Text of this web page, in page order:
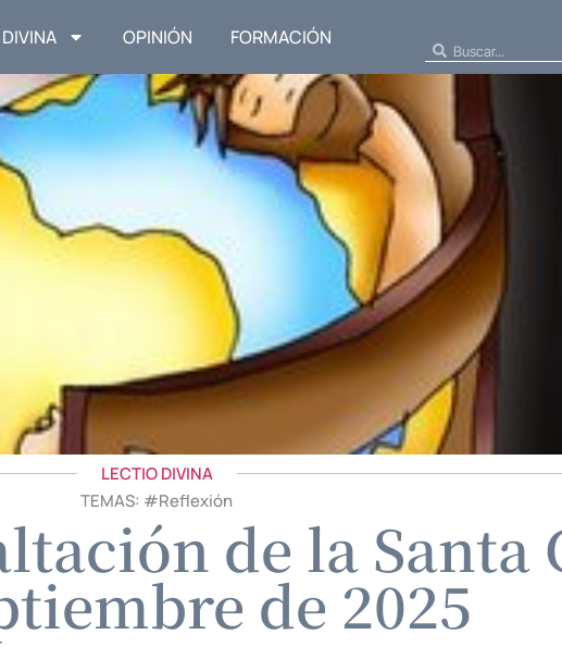
OPINIÓN FORMACIÓN
LECTIO DIVINA
TEMAS: #Reflexión
de la Santa
de 2025